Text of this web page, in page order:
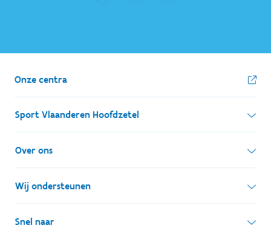
Onze centra
Sport Vlaanderen Hoofdzetel
Simon Bolivarlaan 17
1000 Brussel
Ondernemingsnummer: BE 0248.142.826
Over ons
Wie zijn we, wat doen we
Onze centra
Wij ondersteunen
Lokale besturen
Snel naar